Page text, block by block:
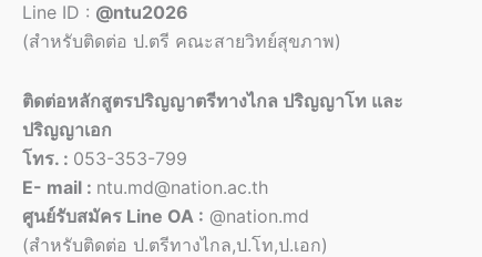
Line ID : @ntu2026
(สำหรับติดต่อ ป.ตรี คณะสายวิทย์สุขภาพ)
ติดต่อหลักสูตรปริญญาตรีทางไกล ปริญญาโท และ
ปริญญาเอก
โทร. : 053-353-799
E- mail : ntu.md@nation.ac.th
ศูนย์รับสมัคร Line OA : @nation.md
(สำหรับติดต่อ ป.ตรีทางไกล,ป.โท,ป.เอก)